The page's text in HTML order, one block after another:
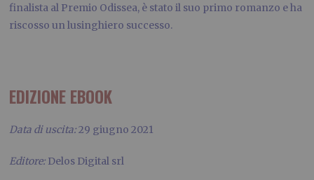
finalista al Premio Odissea, è stato il suo primo romanzo e ha
riscosso un lusinghiero successo.
EDIZIONE EBOOK
Data di uscita:29 giugno 2021
Editore: Delos Digital srl